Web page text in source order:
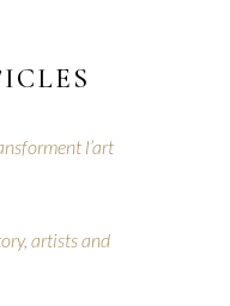
l’art
artists and